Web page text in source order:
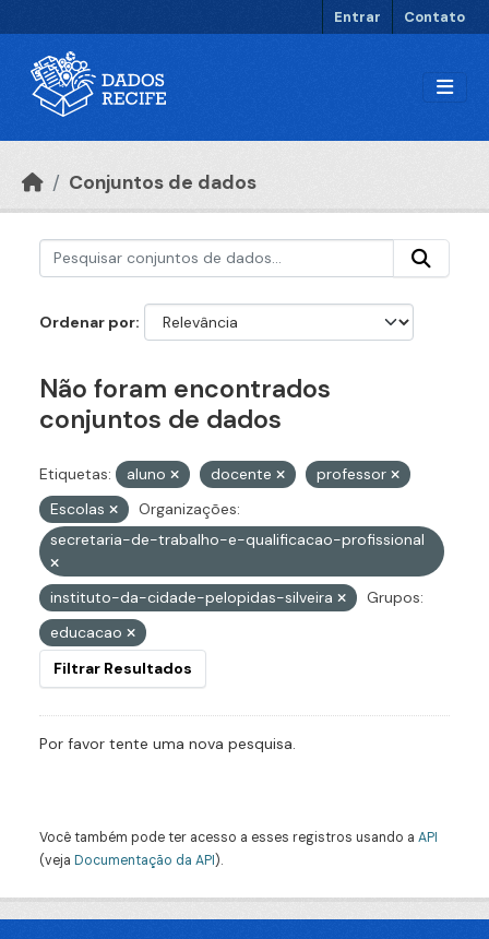
Entrar Contato
Conjuntos de dados
Ordenar por
Não foram encontrados
conjuntos de dados
Etiquetas: aluno docente
professor
Escolas
Organizações:
secretaria-de-trabalho-e-qualificacao-profissional
instituto-da-cidade-pelopidas-silveira
Grupos:
educacao
Filtrar Resultados
Por favor tente uma nova pesquisa.
Você também pode ter acesso a esses registros usando a API
(veja Documentação da API).